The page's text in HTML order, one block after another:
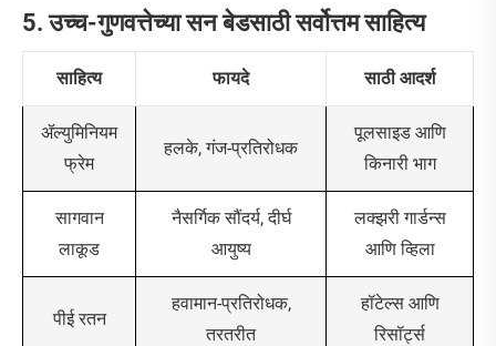
5. उच्च-गुणवत्तेच्या सन बेडसाठी सर्वोत्तम साहित्य
साहित्य फायदे साठी आदर्श
ॲल्युमिनियम
फ्रेम
हलके, गंज-प्रतिरोधक
पूलसाइड आणि
किनारी भाग
सागवान
लाकूड
नैसर्गिक सौंदर्य, दीर्घ
आयुष्य
लक्झरी गार्डन्स
आणि व्हिला
पीई रतन
हवामान-प्रतिरोधक,
तरतरीत
हॉटेल्स आणि
रिसॉर्ट्स